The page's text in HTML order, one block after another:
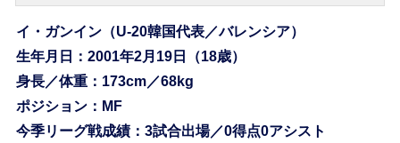
イ・ガンイン（U-20韓国代表／バレンシア）
生年月日：2001年2月19日（18歳）
身長／体重：173cm／68kg
ポジション：MF
今季リーグ戦成績：3試合出場／0得点0アシスト